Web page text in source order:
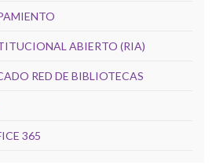
ABIERTO (RIA)
RED DE BIBLIOTECAS
365